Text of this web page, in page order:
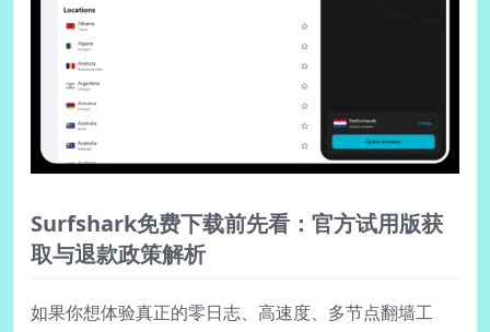
Surfshark免费下载前先看：官方试用版获
取与退款政策解析
如果你想体验真正的零日志、高速度、多节点翻墙工